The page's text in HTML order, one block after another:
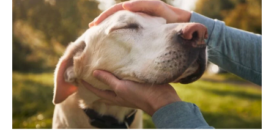
o
n